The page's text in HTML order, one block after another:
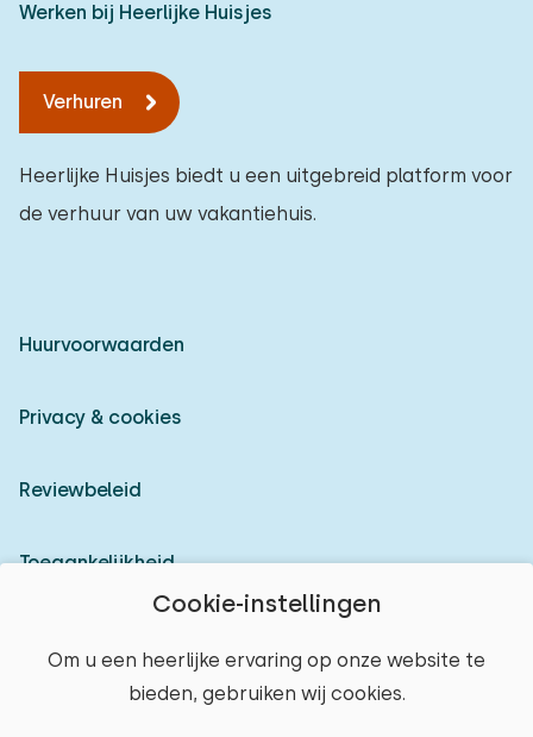
Cookie-instellingen
Om u een heerlijke ervaring op onze website te
bieden, gebruiken wij cookies.
Werken bij Heerlijke Huisjes
Verhuren
Heerlijke Huisjes biedt u een uitgebreid platform voor
de verhuur van uw vakantiehuis.
Huurvoorwaarden
Privacy & cookies
Reviewbeleid
Toegankelijkheid
© 2026 Heerlijke Huisjes (geregistreerd merk)